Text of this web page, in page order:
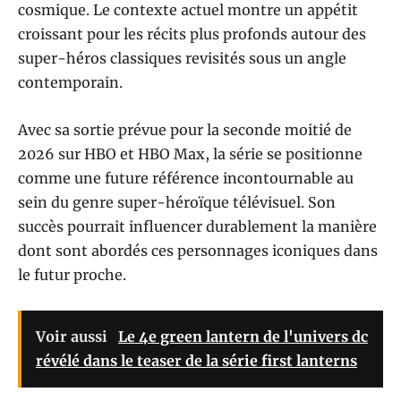
cosmique. Le contexte actuel montre un appétit
croissant pour les récits plus profonds autour des
super-héros classiques revisités sous un angle
contemporain.
Avec sa sortie prévue pour la seconde moitié de
2026 sur HBO et HBO Max, la série se positionne
comme une future référence incontournable au
sein du genre super-héroïque télévisuel. Son
succès pourrait influencer durablement la manière
dont sont abordés ces personnages iconiques dans
le futur proche.
Voir aussi Le 4e green lantern de l'univers dc
révélé dans le teaser de la série first lanterns